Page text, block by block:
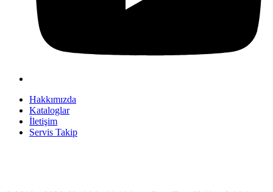
Hakkımızda
Kataloglar
İletişim
Servis Takip